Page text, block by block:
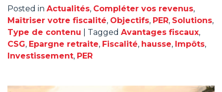
Posted in Actualités, Compléter vos revenus,
Maîtriser votre fiscalité, Objectifs, PER, Solutions,
Type de contenu
Tagged Avantages fiscaux,
CSG, Epargne retraite, Fiscalité, hausse, Impôts,
Investissement, PER